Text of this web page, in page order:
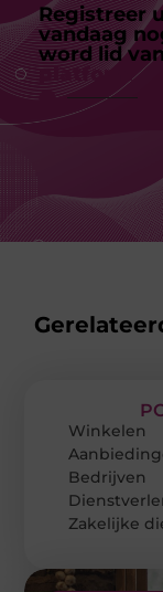
Registreer u
vandaag
word lid
platform
Winkelen
Bedrijven
Zakelijke